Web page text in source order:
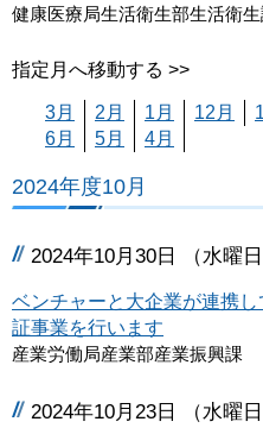
健康医療局生活衛生部生活衛生
指定月へ移動する >>
3月 2月 1月 12月
6月
5月 4月
2024年度10月
2024年10月30日 （水曜日
ベンチャーと大企業が連携
証事業を行います
産業労働局産業部産業振興課
2024年10月23日 （水曜日